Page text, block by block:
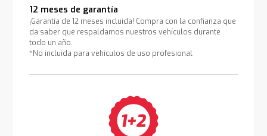
12 meses de garantía
¡Garantía de 12 meses incluida! Compra con la confianza que
da saber que respaldamos nuestros vehículos durante
todo un año.
*No incluida para vehículos de uso profesional